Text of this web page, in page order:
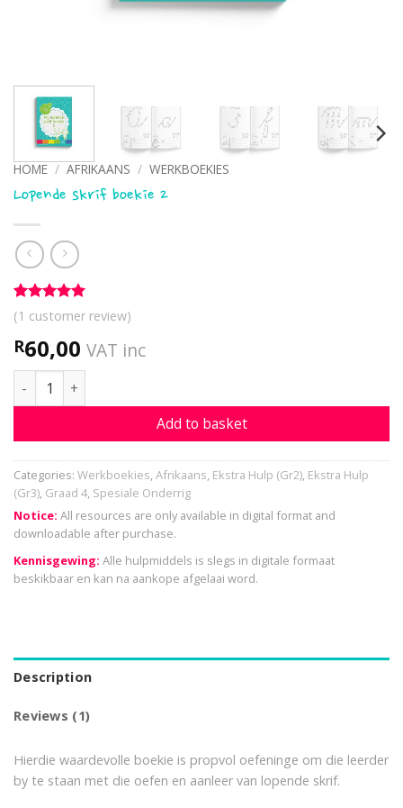
HOME / AFRIKAANS / WERKBOEKIES
Lopende skrif boekie 2
Rated5
out of 5
based on
1
customer
rating
(1 customer review)
R60,00 VAT inc
Lopende skrif boekie 2 quantity
Add to basket
Categories: Werkboekies,Afrikaans, Ekstra Hulp (Gr2), Ekstra Hulp
(Gr3), Graad 4, Spesiale Onderrig
Notice: All resources are only available in digital format and
downloadable after purchase.
Kennisgewing: Alle hulpmiddels is slegs in digitale formaat
beskikbaar en kan na aankope afgelaai word.
Description
Reviews (1)
Hierdie waardevolle boekie is propvol oefeninge om die leerder
by te staan met die oefen en aanleer van lopende skrif.